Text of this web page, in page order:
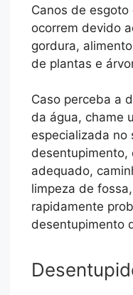
Canos de
ocorrem devido
gordura,
de plantas e
Caso perceba a
da água, chame
especializada no
desentupimento,
adequado,
limpeza de
rapidamente
desentupimento